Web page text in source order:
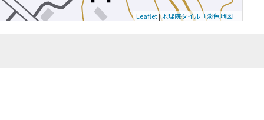
Leaflet|地理院タイル「淡色地図」